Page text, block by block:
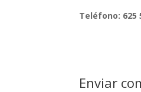
Teléfono: 625
Enviar